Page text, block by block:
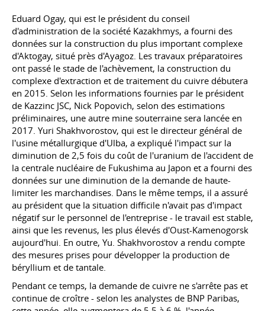
Eduard Ogay, qui est le président du conseil
d'administration de la société Kazakhmys, a fourni des
données sur la construction du plus important complexe
d'Aktogay, situé près d'Ayagoz. Les travaux préparatoires
ont passé le stade de l'achèvement, la construction du
complexe d'extraction et de traitement du cuivre débutera
en 2015. Selon les informations fournies par le président
de Kazzinc JSC, Nick Popovich, selon des estimations
préliminaires, une autre mine souterraine sera lancée en
2017. Yuri Shakhvorostov, qui est le directeur général de
l'usine métallurgique d'Ulba, a expliqué l'impact sur la
diminution de 2,5 fois du coût de l'uranium de l'accident de
la centrale nucléaire de Fukushima au Japon et a fourni des
données sur une diminution de la demande de haute-
limiter les marchandises. Dans le même temps, il a assuré
au président que la situation difficile n'avait pas d'impact
négatif sur le personnel de l'entreprise - le travail est stable,
ainsi que les revenus, les plus élevés d'Oust-Kamenogorsk
aujourd'hui. En outre, Yu. Shakhvorostov a rendu compte
des mesures prises pour développer la production de
béryllium et de tantale.
Pendant ce temps, la demande de cuivre ne s'arrête pas et
continue de croître - selon les analystes de BNP Paribas,